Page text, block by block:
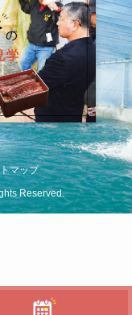
マップ
Reserved.